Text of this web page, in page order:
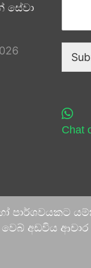
සේවා
Chat
පාර්ශවයකට
ආචාර